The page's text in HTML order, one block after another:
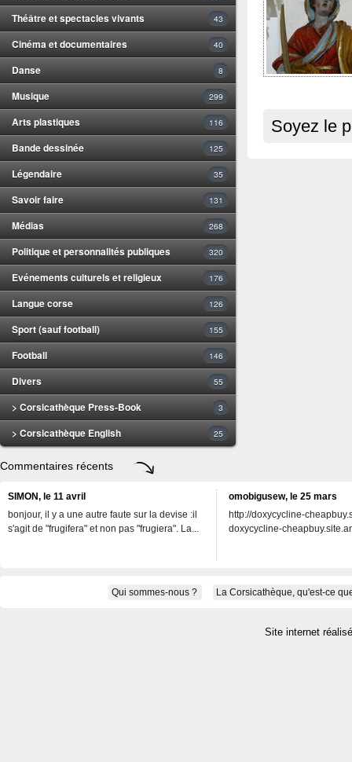
Théâtre et spectacles vivants 43
Cinéma et documentaires 40
Danse 8
Musique 299
Arts plastiques 116
Bande dessinée 125
Légendaire 35
Savoir faire 131
Médias 268
Politique et personnalités publiques 320
Evénements culturels et religieux 176
Langue corse 126
Sport (sauf football) 155
Football 146
Divers 55
> Corsicathèque Press-Book 3
> Corsicathèque English 25
Soyez le
Commentaires récents
SIMON, le 11 avril
bonjour, il y a une autre faute sur la devise :il
s'agit de "frugifera" et non pas "frugiera". La...
omobigusew, le 25 mars
http://doxycycline-
doxycycline-
Qui sommes-nous ? La Corsicathèque, qu'est-ce
Site internet